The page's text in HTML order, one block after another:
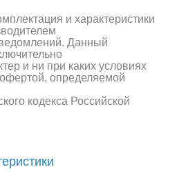
приборы,расходники
для моделей
и характеристики
Данный
и ни при каких условиях
определяемой
кодекса Российской